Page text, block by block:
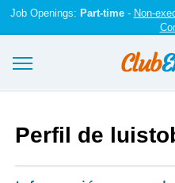
Job Openings: Part-time- Non-
Registrarse
Iniciar sesión
Perfil de